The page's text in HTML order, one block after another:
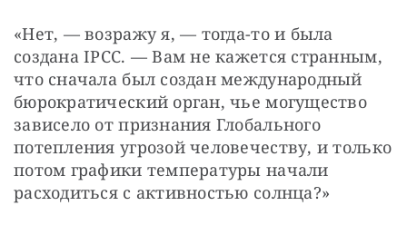
«Нет, — возражу я, — тогда-то и была
создана IPCC. — Вам не кажется странным,
что сначала был создан международный
бюрократический орган, чье могущество
зависело от признания Глобального
потепления угрозой человечеству, и только
потом графики температуры начали
расходиться с активностью солнца?»